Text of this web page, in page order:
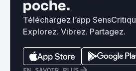
poche.
Téléchargez l’app
Explorez. Vibrez. Partagez.